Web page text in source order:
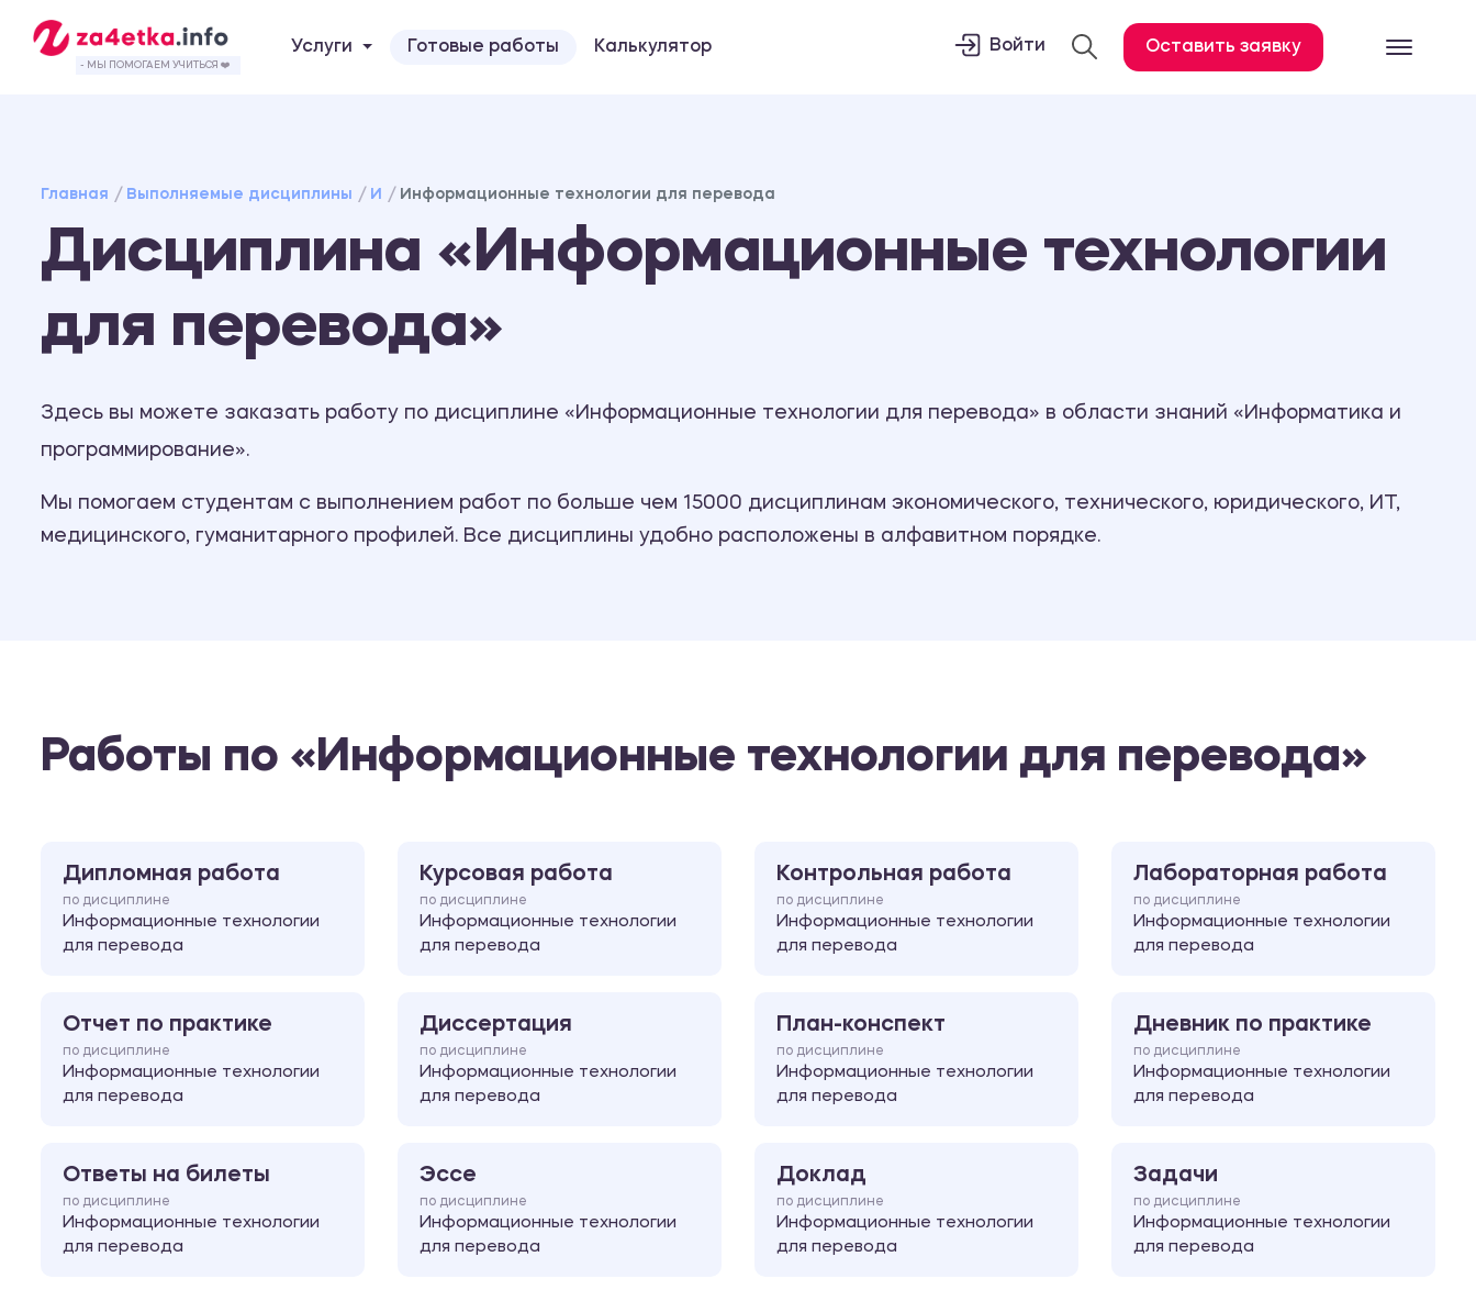
Курсовая работа
Диссертация
Ответы на билеты
- МЫ ПОМОГАЕМ УЧИТЬСЯ ❤️
Услуги Готовые работы Калькулятор Войти Оставить заявку
Главная Выполняемые дисциплины И Информационные технологии для перевода
Дисциплина «Информационные технологии
для перевода»
Здесь вы можете заказать работу по дисциплине «Информационные технологии для перевода» в области знаний «Информатика и
программирование».
Мы помогаем студентам с выполнением работ по больше чем 15000 дисциплинам экономического, технического, юридического, ИТ,
медицинского, гуманитарного профилей. Все дисциплины удобно расположены в алфавитном порядке.
Работы по «Информационные технологии для перевода»
Дипломная работа
по дисциплине
Информационные технологии
для перевода
Курсовая работа
по дисциплине
Информационные технологии
для перевода
Контрольная работа
по дисциплине
Информационные технологии
для перевода
Лабораторная работа
по дисциплине
Информационные технологии
для перевода
Отчет по практике
по дисциплине
Информационные технологии
для перевода
Диссертация
по дисциплине
Информационные технологии
для перевода
План-конспект
по дисциплине
Информационные технологии
для перевода
Дневник по практике
по дисциплине
Информационные технологии
для перевода
Ответы на билеты
по дисциплине
Информационные технологии
для перевода
Эссе
по дисциплине
Информационные технологии
для перевода
Доклад
по дисциплине
Информационные технологии
для перевода
Задачи
по дисциплине
Информационные технологии
для перевода